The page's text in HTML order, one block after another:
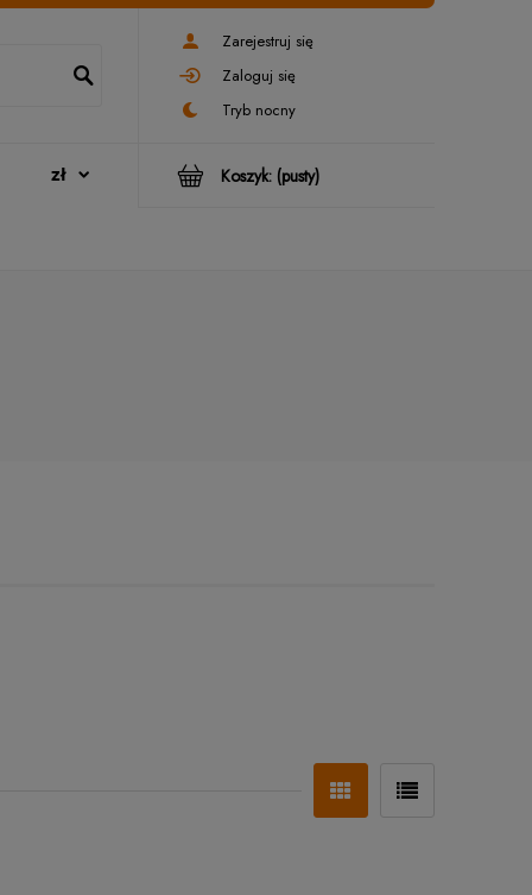
Zarejestruj się
Zaloguj się
Koszyk: (pusty)